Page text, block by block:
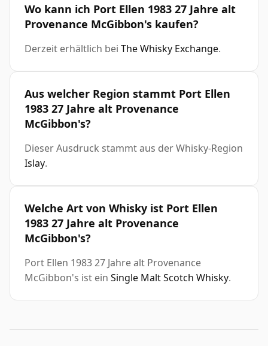
Wo kann ich Port Ellen 1983 27 Jahre alt
Provenance McGibbon's kaufen?
Derzeit erhältlich bei The Whisky Exchange.
Aus welcher Region stammt Port Ellen
1983 27 Jahre alt Provenance
McGibbon's?
Dieser Ausdruck stammt aus der Whisky-Region
Islay.
Welche Art von Whisky ist Port Ellen
1983 27 Jahre alt Provenance
McGibbon's?
Port Ellen 1983 27 Jahre alt Provenance
McGibbon's ist ein Single Malt Scotch Whisky.